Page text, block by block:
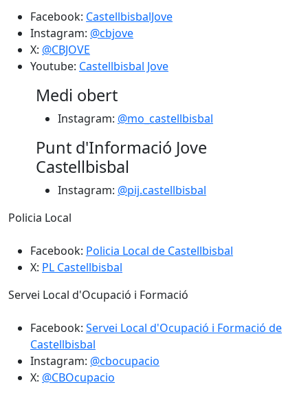
Facebook: CastellbisbalJove
Instagram: @cbjove
X: @CBJOVE
Youtube: Castellbisbal Jove
Medi obert
Instagram: @mo_castellbisbal
Punt d'Informació Jove
Castellbisbal
Instagram: @pij.castellbisbal
Policia Local
Facebook: Policia Local de Castellbisbal
X: PL Castellbisbal
Servei Local d'Ocupació i Formació
Facebook: Servei Local d'Ocupació i Formació de
Castellbisbal
Instagram: @cbocupacio
X: @CBOcupacio